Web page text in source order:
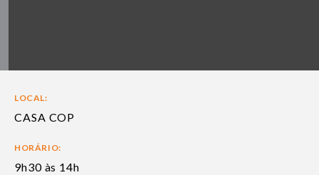
LOCAL:
CASA COP
HORÁRIO:
9h30 às 14h